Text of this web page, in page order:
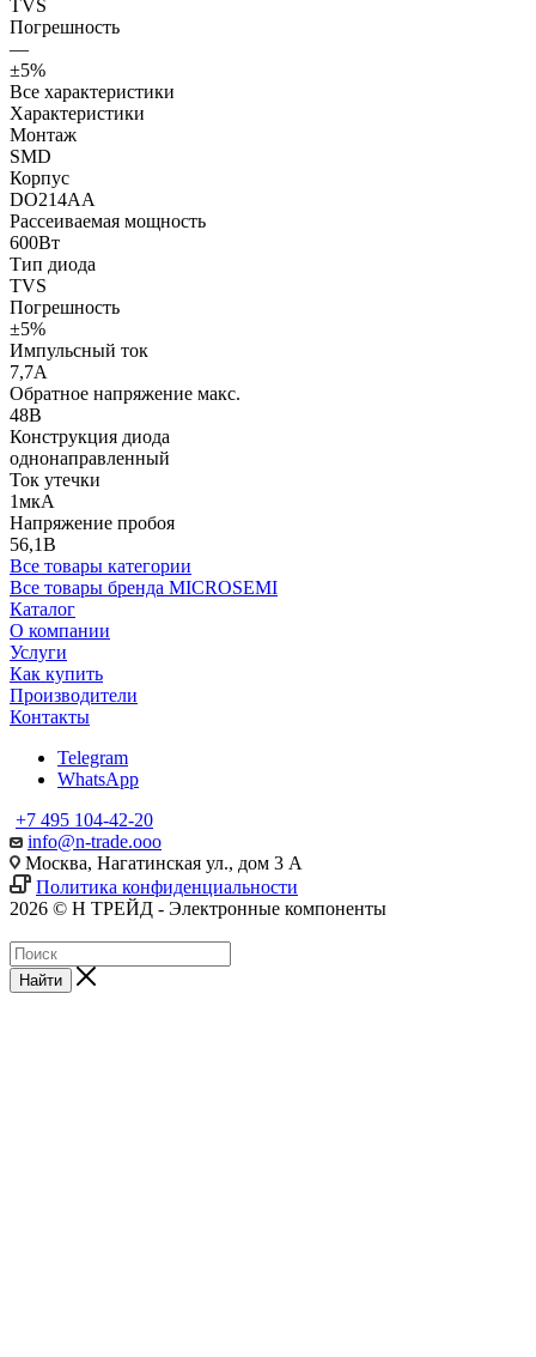
TVS
Погрешность
—
±5%
Все характеристики
Характеристики
Монтаж
SMD
Корпус
DO214AA
Рассеиваемая мощность
600Вт
Тип диода
TVS
Погрешность
±5%
Импульсный ток
7,7А
Обратное напряжение макс.
48В
Конструкция диода
однонаправленный
Ток утечки
1мкА
Напряжение пробоя
56,1В
Все товары категории
Все товары бренда MICROSEMI
Каталог
О компании
Услуги
Как купить
Производители
Контакты
Telegram
WhatsApp
+7 495 104-42-20
info@n-trade.ooo
Москва, Нагатинская ул., дом 3 А
Политика конфиденциальности
2026 © Н ТРЕЙД - Электронные компоненты
Найти